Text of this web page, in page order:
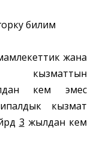
билим
жана
кем эмес
кызмат
3 жылдан кем